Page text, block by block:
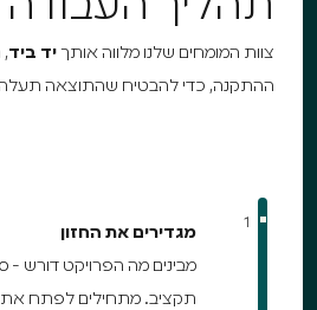
צוות המומחים שלנו מלווה אותךיד ביד,
ההתקנה, כדי להבטיח שהתוצאה תעלה
1
מגדירים את החזון
מבינים מה הפרויקט דורש -
תקציב. מתחילים לפתח